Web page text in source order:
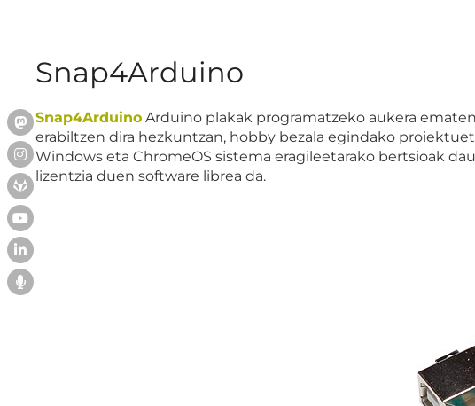
Snap4Arduino
Snap4Arduino Arduino plakak programatzeko aukera
erabiltzen dira hezkuntzan, hobby bezala egindako
Windows eta ChromeOS sistema eragileetarako bertsioak
lizentzia duen software librea da.